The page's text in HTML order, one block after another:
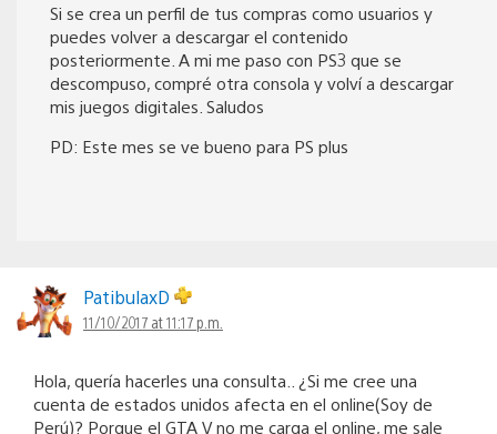
Si se crea un perfil de tus compras como usuarios y
puedes volver a descargar el contenido
posteriormente. A mi me paso con PS3 que se
descompuso, compré otra consola y volví a descargar
mis juegos digitales. Saludos
PD: Este mes se ve bueno para PS plus
PatibulaxD
11/10/2017 at 11:17 p.m.
Hola, quería hacerles una consulta.. ¿Si me cree una
cuenta de estados unidos afecta en el online(Soy de
Perú)? Porque el GTA V no me carga el online, me sale